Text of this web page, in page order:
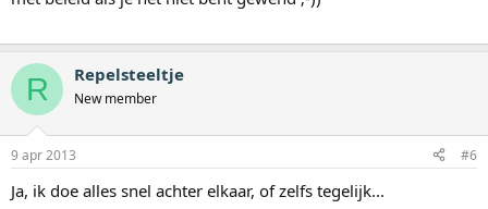
R Repelsteeltje
New member
9 apr 2013 #6
Ja, ik doe alles snel achter elkaar, of zelfs tegelijk...